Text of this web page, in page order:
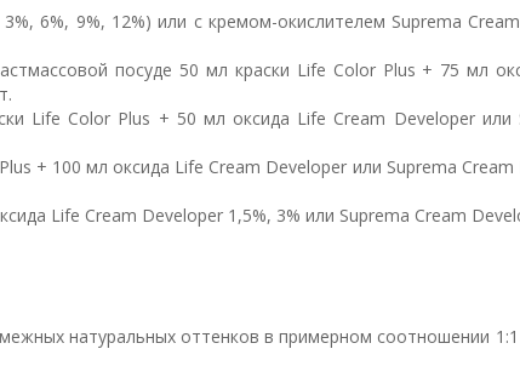
6%, 9%, 12%) или с кремом-окислителем Suprema
посуде 50 мл краски Life Color Plus + 75 мл
Life Color Plus + 50 мл оксида Life Cream Developer или
+ 100 мл оксида Life Cream Developer или Suprema Cream
Life Cream Developer 1,5%, 3% или Suprema Cream
натуральных оттенков в примерном соотношении